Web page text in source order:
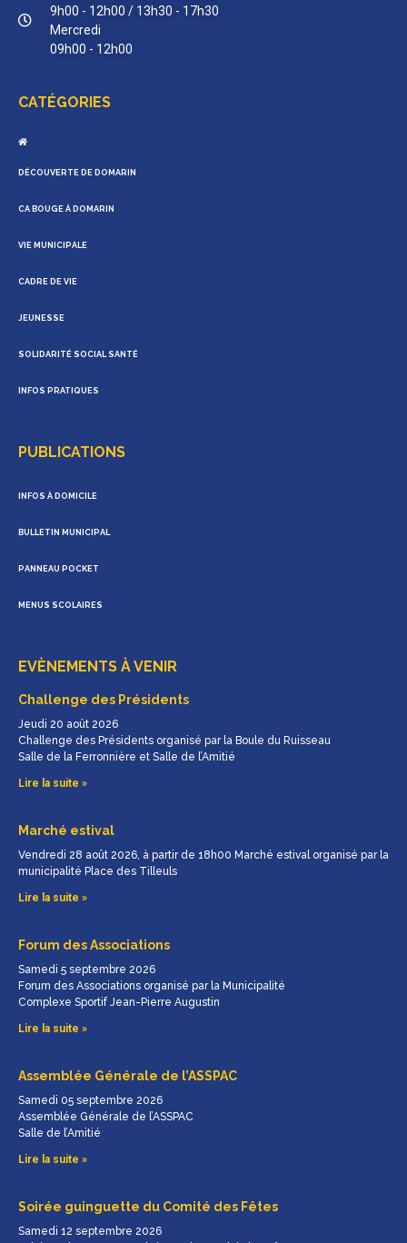
9h00 - 12h00 / 13h30 - 17h30
Mercredi
09h00 - 12h00
CATÉGORIES
DÉCOUVERTE DE DOMARIN
CA BOUGE À DOMARIN
VIE MUNICIPALE
CADRE DE VIE
JEUNESSE
SOLIDARITÉ SOCIAL SANTÉ
INFOS PRATIQUES
PUBLICATIONS
INFOS À DOMICILE
BULLETIN MUNICIPAL
PANNEAU POCKET
MENUS SCOLAIRES
EVÈNEMENTS À VENIR
Challenge des Présidents
Jeudi 20 août 2026
Challenge des Présidents organisé par la Boule du Ruisseau
Salle de la Ferronnière et Salle de l’Amitié
Lire la suite »
Marché estival
Vendredi 28 août 2026, à partir de 18h00 Marché estival organisé par la
municipalité Place des Tilleuls
Lire la suite »
Forum des Associations
Samedi 5 septembre 2026
Forum des Associations organisé par la Municipalité
Complexe Sportif Jean-Pierre Augustin
Lire la suite »
Assemblée Générale de l’ASSPAC
Samedi 05 septembre 2026
Assemblée Générale de l’ASSPAC
Salle de l’Amitié
Lire la suite »
Soirée guinguette du Comité des Fêtes
Samedi 12 septembre 2026